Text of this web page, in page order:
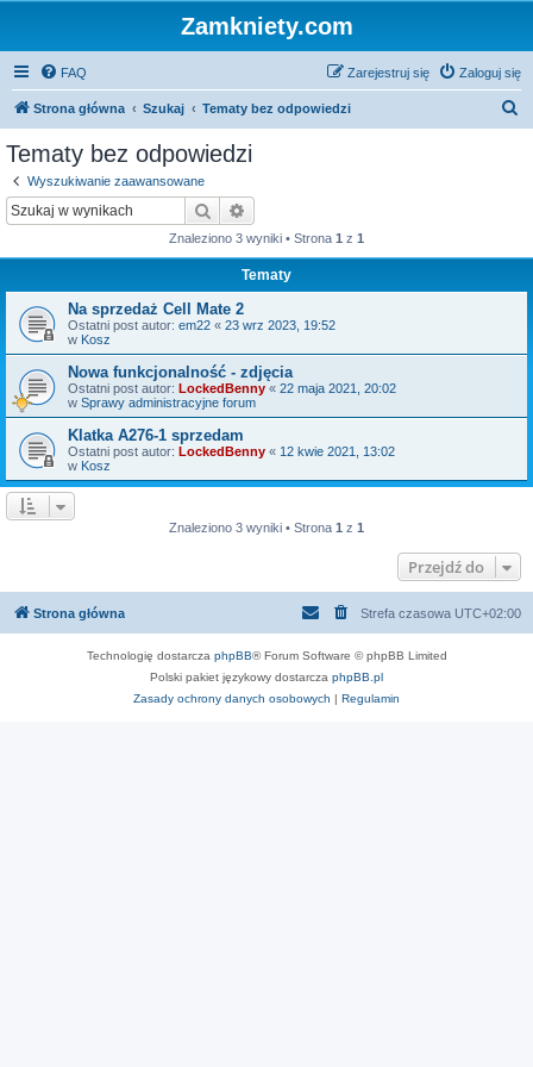
Zamkniety.com
FAQ Zaloguj się
Zarejestruj się
Strona główna Szukaj Tematy bez odpowiedzi
Tematy bez odpowiedzi
Wyszukiwanie zaawansowane
Szukaj
Znaleziono 3 wyniki • Strona 1 z 1
Tematy
Na sprzedaż Cell Mate 2
Ostatni post autor: em22 « 23 wrz 2023, 19:52
w Kosz
Nowa funkcjonalność - zdjęcia
Ostatni post autor: LockedBenny « 22 maja 2021, 20:02
w Sprawy administracyjne forum
Klatka A276-1 sprzedam
Ostatni post autor: LockedBenny « 12 kwie 2021, 13:02
w Kosz
Znaleziono 3 wyniki • Strona 1 z 1
Przejdź do
Strona główna Strefa czasowa UTC+02:00
Technologię dostarcza phpBB® Forum Software © phpBB Limited
Polski pakiet językowy dostarcza phpBB.pl
Zasady ochrony danych osobowych | Regulamin